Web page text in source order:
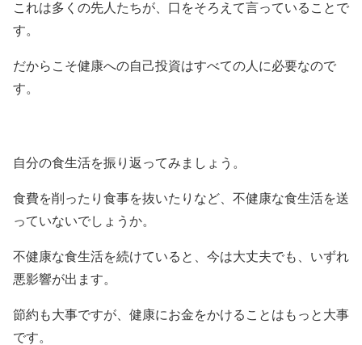
これは多くの先人たちが、口をそろえて言っていることで
す。
だからこそ健康への自己投資はすべての人に必要なので
す。
自分の食生活を振り返ってみましょう。
食費を削ったり食事を抜いたりなど、不健康な食生活を送
っていないでしょうか。
不健康な食生活を続けていると、今は大丈夫でも、いずれ
悪影響が出ます。
節約も大事ですが、健康にお金をかけることはもっと大事
です。